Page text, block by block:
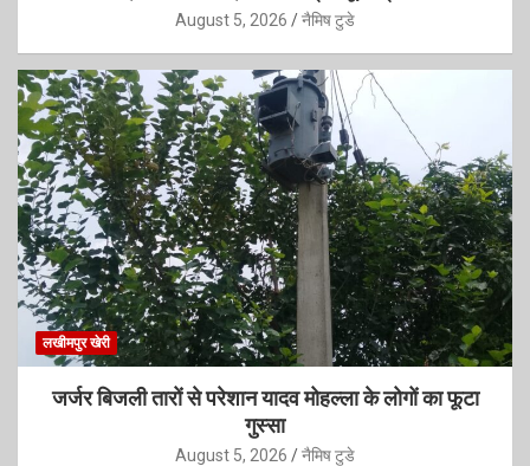
August 5, 2026 नैमिष टुडे
लखीमपुर खेरी
जर्जर बिजली तारों से परेशान यादव मोहल्ला के लोगों का फूटा
गुस्सा
August 5, 2026 नैमिष टुडे